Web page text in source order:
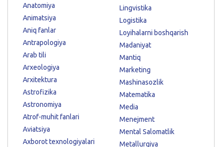
Anatomiya
Animatsiya
Aniq fanlar
Antrapologiya
Arab tili
Arxeologiya
Arxitektura
Astrofizika
Astronomiya
Atrof-muhit fanlari
Aviatsiya
Axborot texnologiyalari
Lingvistika
Logistika
Loyihalarni boshqarish
Madaniyat
Mantiq
Marketing
Mashinasozlik
Matematika
Media
Menejment
Mental Salomatlik
Metallurgiya